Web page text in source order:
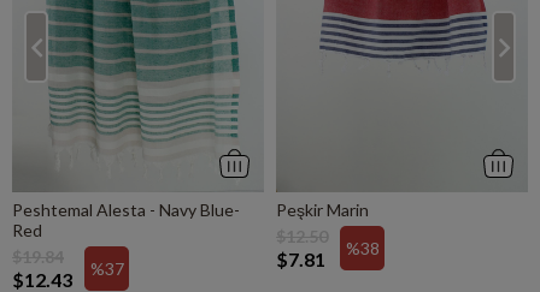
Peshtemal Alesta - Navy Blue-
Red
$12.43 %37
Peşkir Marin
$7.81 %38